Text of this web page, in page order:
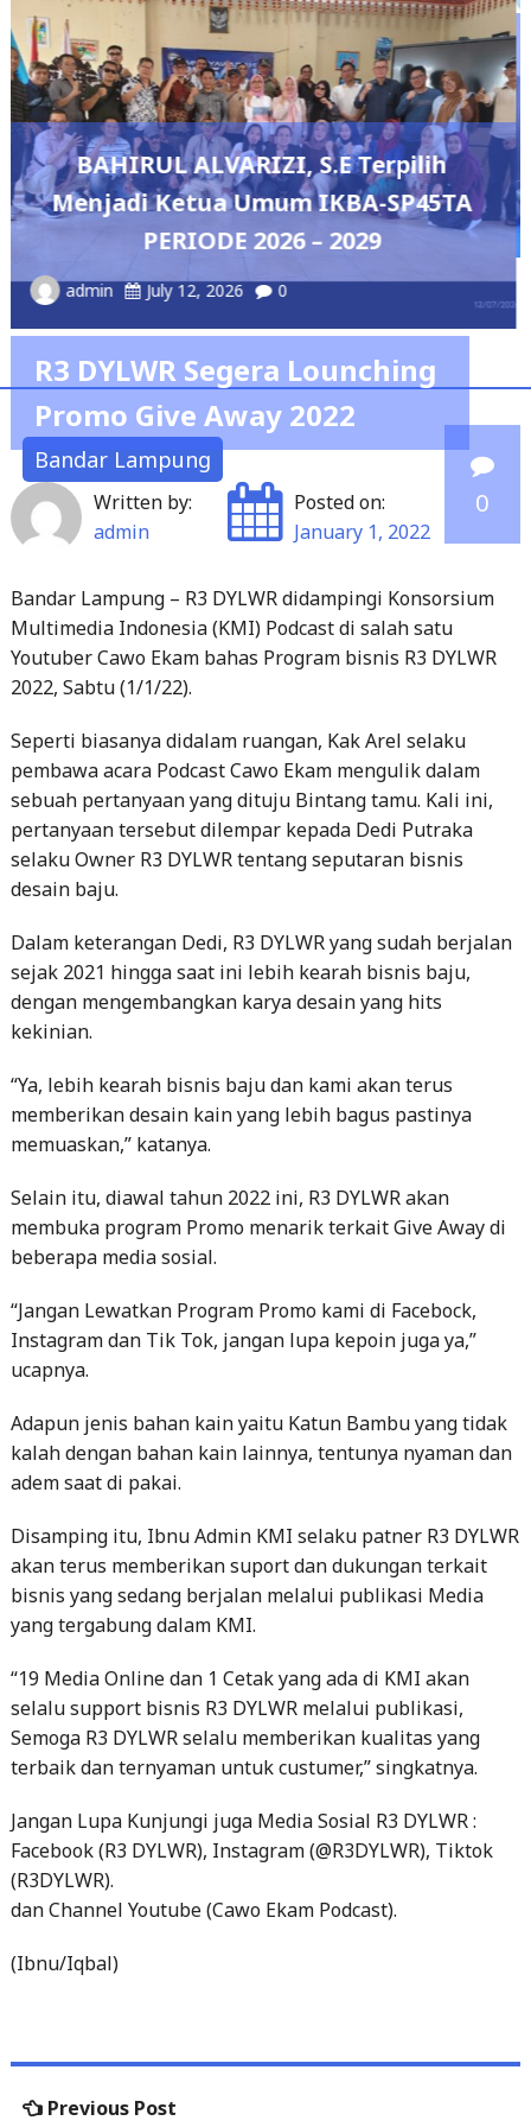
DPRD Lampung Dukung
Pengembangan Olahraga
Melalui Perwosi Padel Cup
Tournament 2026
May 7, 2026 0
Bandar Lampung
0
R3 DYLWR Segera Lounching
Promo Give Away 2022
Written by:
admin
Posted on:
Bandar Lampung – R3 DYLWR didampingi Konsorsium
Youtuber Cawo Ekam bahas Program bisnis R3 DYLWR
2022, Sabtu (1/1/22).
Seperti biasanya didalam ruangan, Kak Arel selaku
pembawa acara Podcast Cawo Ekam mengulik dalam
sebuah pertanyaan yang dituju Bintang tamu. Kali ini,
pertanyaan tersebut dilempar kepada Dedi Putraka
selaku Owner R3 DYLWR tentang seputaran bisnis
desain baju.
Dalam keterangan Dedi, R3 DYLWR yang sudah berjalan
sejak 2021 hingga saat ini lebih kearah bisnis baju,
dengan mengembangkan karya desain yang hits
kekinian.
“Ya, lebih kearah bisnis baju dan kami akan terus
memberikan desain kain yang lebih bagus pastinya
memuaskan,” katanya.
Selain itu, diawal tahun 2022 ini, R3 DYLWR akan
membuka program Promo menarik terkait Give Away di
beberapa media sosial.
“Jangan Lewatkan Program Promo kami di Facebock,
Instagram dan Tik Tok, jangan lupa kepoin juga ya,”
ucapnya.
Adapun jenis bahan kain yaitu Katun Bambu yang tidak
kalah dengan bahan kain lainnya, tentunya nyaman dan
adem saat di pakai.
Disamping itu, Ibnu Admin KMI selaku patner R3 DYLWR
akan terus memberikan suport dan dukungan terkait
bisnis yang sedang berjalan melalui publikasi Media
yang tergabung dalam KMI.
“19 Media Online dan 1 Cetak yang ada di KMI akan
selalu support bisnis R3 DYLWR melalui publikasi,
Semoga R3 DYLWR selalu memberikan kualitas yang
terbaik dan ternyaman untuk custumer,” singkatnya.
Jangan Lupa Kunjungi juga Media Sosial R3 DYLWR :
Facebook (R3 DYLWR), Instagram (@R3DYLWR), Tiktok
(R3DYLWR).
dan Channel Youtube (Cawo Ekam Podcast).
(Ibnu/Iqbal)
navigationpost:
Jum’at Berkah Berbagi On The Spot Menyasar Pada
Anak-Anak Sekolah Kurang Mampu